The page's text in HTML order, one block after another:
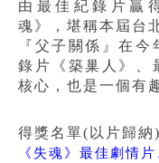
由最佳紀錄片贏
魂》，堪稱本屆台
『父子關係』在
錄片《築巢人》、
核心，也是一個有
得獎名單(以片歸納)
《失魂》最佳劇情